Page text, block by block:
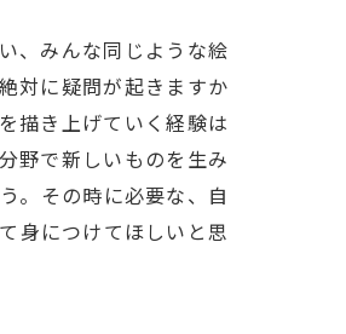
、みんな同じような絵
対に疑問が起きますか
描き上げていく経験は
野で新しいものを生み
。その時に必要な、自
身につけてほしいと思